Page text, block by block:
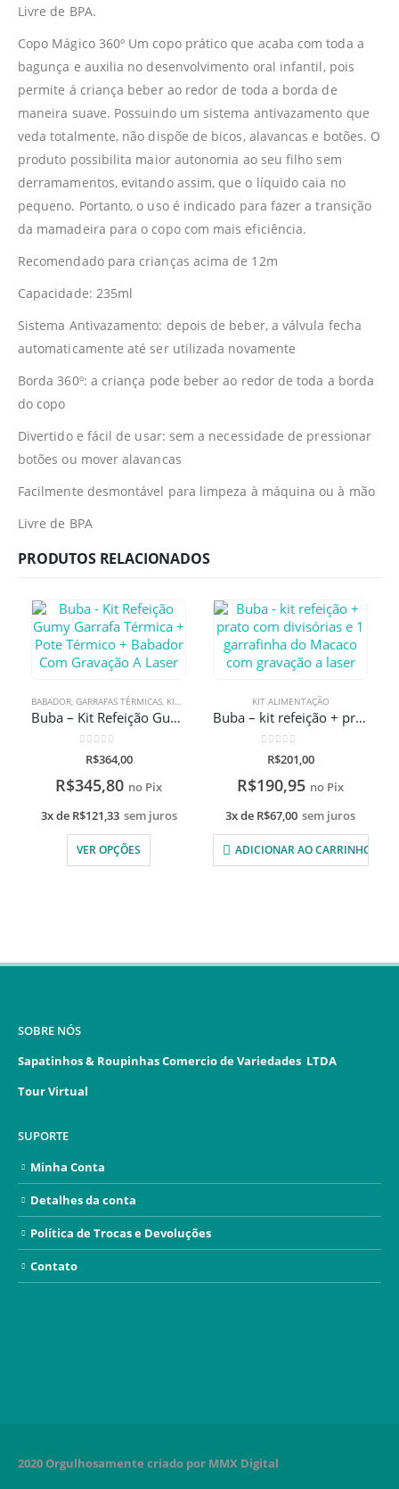
Livre de BPA.
Copo Mágico 360º Um copo prático que acaba com toda a
bagunça e auxilia no desenvolvimento oral infantil, pois
permite á criança beber ao redor de toda a borda de
maneira suave. Possuindo um sistema antivazamento que
veda totalmente, não dispõe de bicos, alavancas e botões. O
produto possibilita maior autonomia ao seu filho sem
derramamentos, evitando assim, que o líquido caia no
pequeno. Portanto, o uso é indicado para fazer a transição
da mamadeira para o copo com mais eficiência.
Recomendado para crianças acima de 12m
Capacidade: 235ml
Sistema Antivazamento: depois de beber, a válvula fecha
automaticamente até ser utilizada novamente
Borda 360º: a criança pode beber ao redor de toda a borda
do copo
Divertido e fácil de usar: sem a necessidade de pressionar
botões ou mover alavancas
Facilmente desmontável para limpeza à máquina ou à mão
Livre de BPA
PRODUTOS RELACIONADOS
BABADOR, GARRAFAS TÉRMICAS, KIT ALIMENTAÇÃO POTES TERMICO
Buba – Kit Refeição Gumy Garrafa Térmica + Pote Térmico + Babador Com Gravação A Laser
de 5
R$364,00
R$345,80 no Pix
3x de R$121,33 sem juros
VER OPÇÕES
KIT ALIMENTAÇÃO
Buba – kit refeição + prato com divisórias e 1 garrafinha do Macaco com gravação a laser
de 5
R$201,00
R$190,95 no Pix
3x de R$67,00 sem juros
ADICIONAR AO CARRINHO
SOBRE NÓS
Sapatinhos & Roupinhas Comercio de Variedades LTDA
Tour Virtual
SUPORTE
Minha Conta
Detalhes da conta
Política de Trocas e Devoluções
Contato
2020 Orgulhosamente criado por MMX Digital